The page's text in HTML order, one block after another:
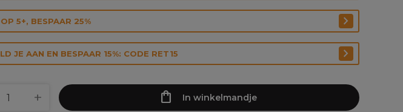
5+, BESPAAR 25%
JE AAN EN BESPAAR 15%: CODE RET15
In winkelmandje